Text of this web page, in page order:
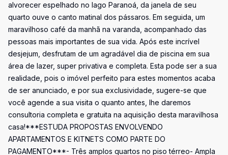
alvorecer espelhado no lago Paranoá, da janela de seu
quarto ouve o canto matinal dos pássaros. Em seguida, um
maravilhoso café da manhã na varanda, acompanhado das
pessoas mais importantes de sua vida. Após este incrível
desjejum, desfrutam de um agradável dia de piscina em sua
área de lazer, super privativa e completa. Esta pode ser a sua
realidade, pois o imóvel perfeito para estes momentos acaba
de ser anunciado, e por sua exclusividade, sugere-se que
você agende a sua visita o quanto antes, lhe daremos
consultoria completa e gratuita na aquisição desta maravilhosa
casa!***ESTUDA PROPOSTAS ENVOLVENDO
APARTAMENTOS E KITNETS COMO PARTE DO
PAGAMENTO***- Três amplos quartos no piso térreo- Ampla